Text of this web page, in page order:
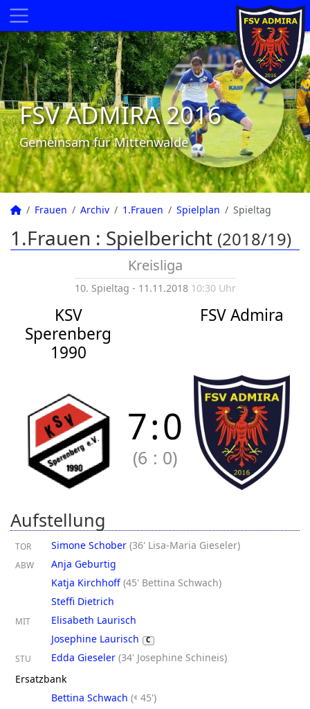
FSV ADMIRA 2016
Gemeinsam für Mittenwalde
Frauen Archiv 1.Frauen Spielplan Spieltag
1.Frauen : Spielbericht (2018/19)
Kreisliga
10. Spieltag - 11.11.2018 10:30 Uhr
KSV
Sperenberg
1990
FSV Admira
7:0
(6 : 0)
Aufstellung
TOR Simone Schober (36' Lisa-Maria Gieseler)
ABW
Anja Geburtig
Katja Kirchhoff (45' Bettina Schwach)
Steffi Dietrich
MIT
Elisabeth Laurisch
Josephine Laurisch
C
STU Edda Gieseler (34' Josephine Schineis)
Ersatzbank
Bettina Schwach ( 45')